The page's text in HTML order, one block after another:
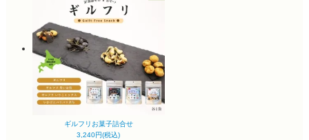
ギルフリお菓子詰合せ
3,240円(税込)